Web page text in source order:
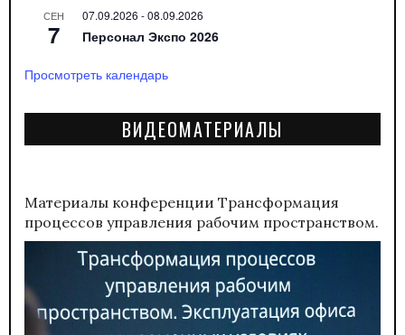
СЕН
7
07.09.2026 -08.09.2026
Персонал Экспо 2026
Просмотреть календарь
ВИДЕОМАТЕРИАЛЫ
Материалы конференции Трансформация
процессов управления рабочим пространством.